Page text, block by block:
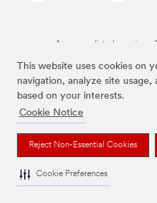
This website uses cookies on
navigation, analyze site
based on your interests.
Cookie Notice
Reject Non-Essential Cookies
Cookie Preferences
As marcas listadas a cima